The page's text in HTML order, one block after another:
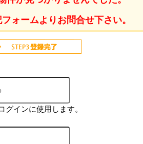
ォームよりお問合せ下さい。
インに使用します。